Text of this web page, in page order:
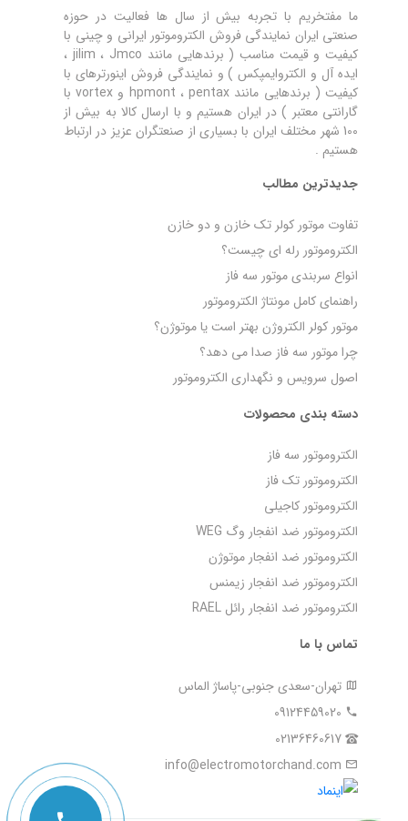
ما مفتخریم با تجربه بیش از سال ها فعالیت در حوزه
صنعتی ایران نمایندگی فروش الکتروموتور ایرانی و چینی با
کیفیت و قیمت مناسب ( برندهایی مانند jilim ، Jmco ،
ایده آل و الکتروایمپکس ) و نمایندگی فروش اینورترهای با
کیفیت ( برندهایی مانند hpmont ، pentax و vortex با
گارانتی معتبر ) در ایران هستیم و با ارسال کالا به بیش از
100 شهر مختلف ایران با بسیاری از صنعتگران عزیز در ارتباط
هستیم .
جدیدترین مطالب
تفاوت موتور کولر تک خازن و دو خازن
الکتروموتور رله‌ ای چیست؟
انواع سربندی موتور سه فاز
راهنمای کامل مونتاژ الکتروموتور
موتور کولر الکتروژن بهتر است یا موتوژن؟
چرا موتور سه فاز صدا می‌ دهد؟
اصول سرویس و نگهداری الکتروموتور
دسته بندی محصولات
الکتروموتور سه فاز
الکتروموتور تک فاز
الکتروموتور کاجیلی
الکتروموتور ضد انفجار وگ WEG
الکتروموتور ضد انفجار موتوژن
الکتروموتور ضد انفجار زیمنس
الکتروموتور ضد انفجار رائل RAEL
تماس با ما
تهران-سعدی جنوبی-پاساژ الماس